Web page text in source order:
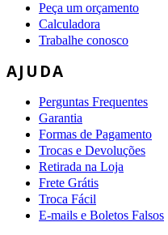
Peça um orçamento
Calculadora
Trabalhe conosco
AJUDA
Perguntas Frequentes
Garantia
Formas de Pagamento
Trocas e Devoluções
Retirada na Loja
Frete Grátis
Troca Fácil
E-mails e Boletos Falsos